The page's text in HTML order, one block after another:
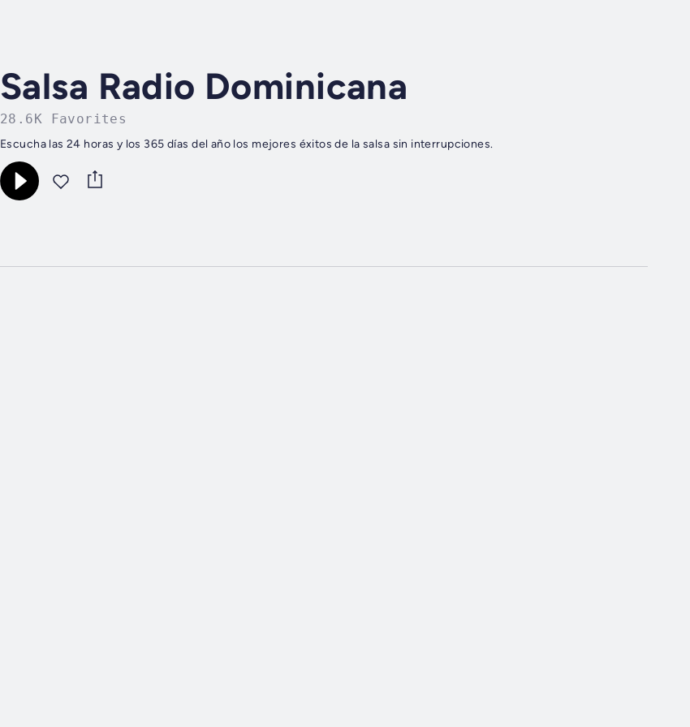
Salsa Radio Dominicana
28.6K Favorites
Escucha las 24 horas y los 365 días del año los mejores éxitos de la salsa sin interrupciones.